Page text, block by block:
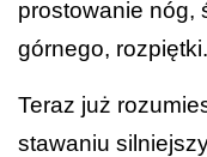
prostowanie nóg,
górnego, rozpiętki.
Teraz już
stawaniu